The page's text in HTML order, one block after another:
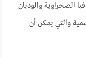
الصحراوية والوديان
والتي يمكن أن